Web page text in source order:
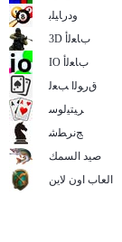
ﻭﺩﺭﺎﻴﻠﺑ
3D ﺏﺎﻌﻟﺃ
IO ﺏﺎﻌﻟﺃ
ﻕﺭﻮﻟﺍ ﺐﻌﻟ
ﺮﻴﺘﻴﻟﻮﺳ
ﺞﻧﺮﻄﺷ
صيد السمك
العاب اون لاين